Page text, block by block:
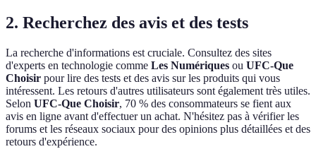
2. Recherchez des avis et des tests
La recherche d'informations est cruciale. Consultez des sites
d'experts en technologie comme Les Numériques ou UFC-Que
Choisir pour lire des tests et des avis sur les produits qui vous
intéressent. Les retours d'autres utilisateurs sont également très utiles.
Selon UFC-Que Choisir, 70 % des consommateurs se fient aux
avis en ligne avant d'effectuer un achat. N'hésitez pas à vérifier les
forums et les réseaux sociaux pour des opinions plus détaillées et des
retours d'expérience.